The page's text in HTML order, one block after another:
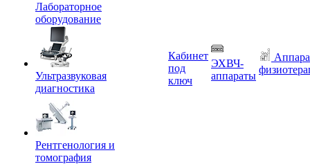
Лабораторное
оборудование
Ультразвуковая
диагностика
Рентгенология и
томография
Кабинет
под
ключ
ЭХВЧ-
аппараты